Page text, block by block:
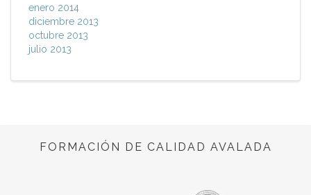
enero 2014
diciembre 2013
octubre 2013
julio 2013
FORMACIÓN DE CALIDAD AVALADA